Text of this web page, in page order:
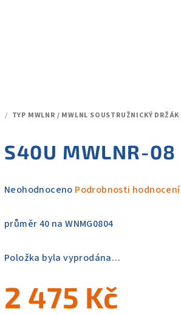
/ TYP MWLNR / MWLNL SOUSTRUŽNICKÝ DRŽÁK
S40U MWLNR-08
Průměrné
produktu
je
z
hvězdiček.
Neohodnoceno Podrobnosti hodnocení
průměr 40 na WNMG0804
Položka byla vyprodána…
2 475 Kč